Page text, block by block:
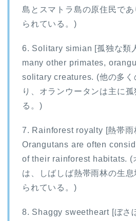
島とスマトラ島の原住民で
られている。)
6. Solitary simian [孤独な類
many other primates,
solitary creatures. (他の多く
り、オランウータンは主に
る。)
7. Rainforest royalty [熱帯雨
Orangutans are often
of their rainforest habitats. (
は、しばしば熱帯雨林の生息
られている。)
8. Shaggy sweetheart [ぼさ